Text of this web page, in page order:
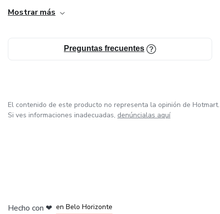
Mostrar más
Preguntas frecuentes
El contenido de este producto no representa la opinión de Hotmart.
Si ves informaciones inadecuadas, denúncialas aquí
Hecho con ❤ en Belo Horizonte